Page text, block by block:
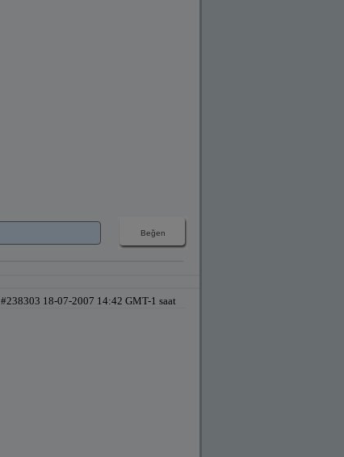
#238303 18-07-2007 14:42 GMT-1 saat